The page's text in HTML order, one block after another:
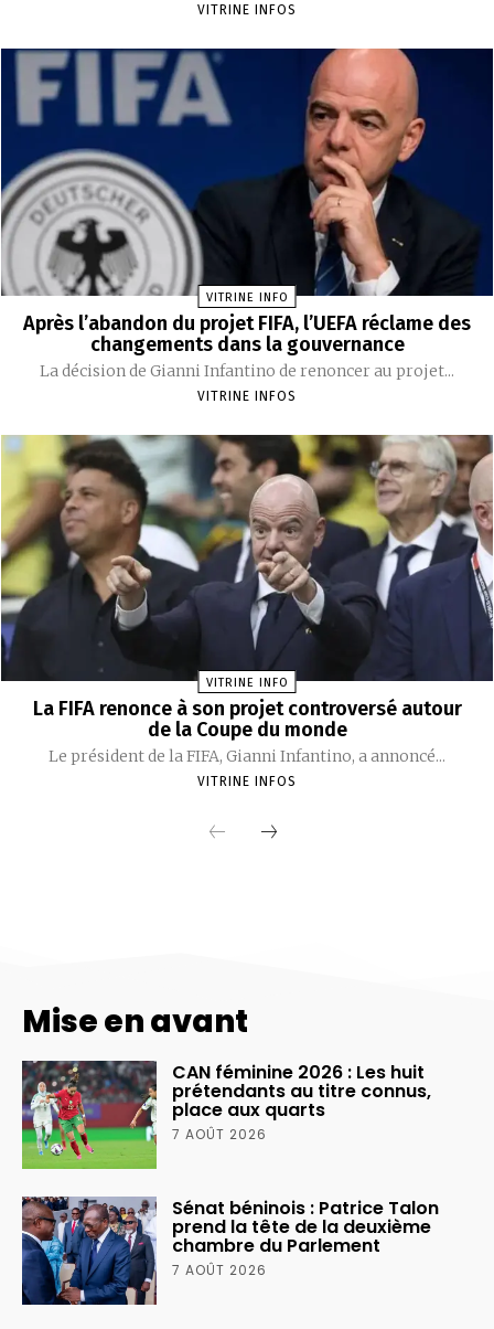
Mise en avant
CAN féminine 2026 : Les huit
prétendants au titre connus,
place aux quarts
7 AOÛT 2026
Sénat béninois : Patrice Talon
prend la tête de la deuxième
chambre du Parlement
7 AOÛT 2026